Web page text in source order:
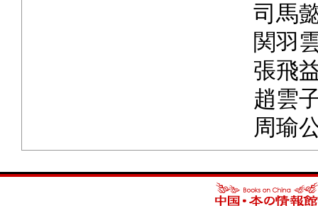
司馬
関羽
張飛
趙雲
周瑜